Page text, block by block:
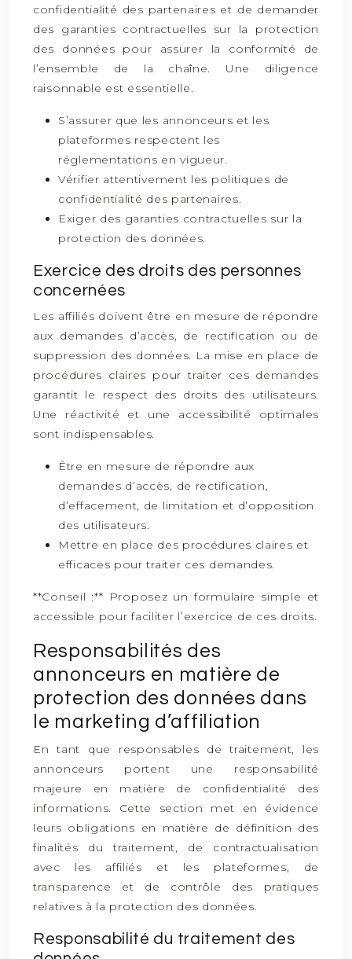
confidentialité des partenaires et de demander
des garanties contractuelles sur la protection
des données pour assurer la conformité de
l’ensemble de la chaîne. Une diligence
raisonnable est essentielle.
S’assurer que les annonceurs et les
plateformes respectent les
réglementations en vigueur.
Vérifier attentivement les politiques de
confidentialité des partenaires.
Exiger des garanties contractuelles sur la
protection des données.
Exercice des droits des personnes
concernées
Les affiliés doivent être en mesure de répondre
aux demandes d’accès, de rectification ou de
suppression des données. La mise en place de
procédures claires pour traiter ces demandes
garantit le respect des droits des utilisateurs.
Une réactivité et une accessibilité optimales
sont indispensables.
Être en mesure de répondre aux
demandes d’accès, de rectification,
d’effacement, de limitation et d’opposition
des utilisateurs.
Mettre en place des procédures claires et
efficaces pour traiter ces demandes.
**Conseil :** Proposez un formulaire simple et
accessible pour faciliter l’exercice de ces droits.
Responsabilités des
annonceurs en matière de
protection des données dans
le marketing d’affiliation
En tant que responsables de traitement, les
annonceurs portent une responsabilité
majeure en matière de confidentialité des
informations. Cette section met en évidence
leurs obligations en matière de définition des
finalités du traitement, de contractualisation
avec les affiliés et les plateformes, de
transparence et de contrôle des pratiques
relatives à la protection des données.
Responsabilité du traitement des